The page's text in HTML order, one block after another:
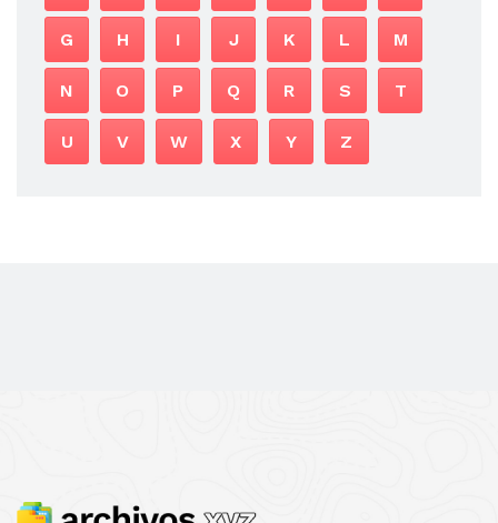
G H I J K L M
N O P Q R S T
U V W X Y Z